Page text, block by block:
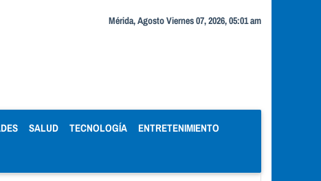
Mérida, Agosto Viernes 07, 2026, 05:01 am
SALUD TECNOLOGÍA ENTRETENIMIENTO